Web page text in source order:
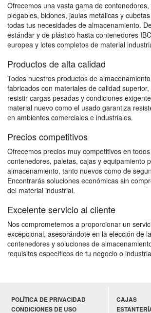
Ofrecemos una vasta gama de
plegables, bidones, jaulas metálicas y
todas tus necesidades de almacenamiento.
estándar y de plástico hasta contenedores
europea y lotes completos de material
Productos de alta calidad
Todos nuestros productos de
fabricados con materiales de calidad
resistir cargas pesadas y condiciones
material nuevo como el usado garantiza
en ambientes comerciales e industriales.
Precios competitivos
Ofrecemos precios muy competitivos en
contenedores, paletas, cajas y equipamiento
almacenamiento, tanto nuevos como de
Encontrarás soluciones económicas sin
del material industrial.
Excelente servicio al cliente
Nos comprometemos a proporcionar un
excepcional, asesorándote en la elección de
contenedores y soluciones de
requisitos específicos de tu negocio o
POLÍTICA DE PRIVACIDAD
CONDICIONES DE USO
CAJAS